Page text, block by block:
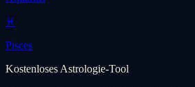
♓
Pisces
Kostenloses Astrologie-Tool